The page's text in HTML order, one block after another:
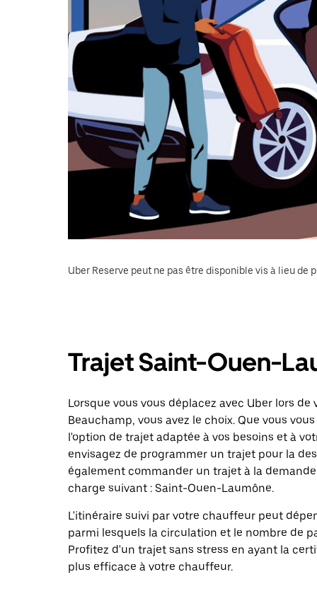
Uber Reserve peut ne pas être disponible vis à lieu de
Trajet Saint-Ouen-
Lorsque vous vous déplacez avec Uber lors
Beauchamp, vous avez le choix. Que vous
l'option de trajet adaptée à vos besoins et à
envisagez de programmer un trajet pour la
également commander un trajet à la
charge suivant : Saint-Ouen-Laumône.
L'itinéraire suivi par votre chauffeur peut
parmi lesquels la circulation et le nombre de
Profitez d'un trajet sans stress en ayant la
plus efficace à votre chauffeur.